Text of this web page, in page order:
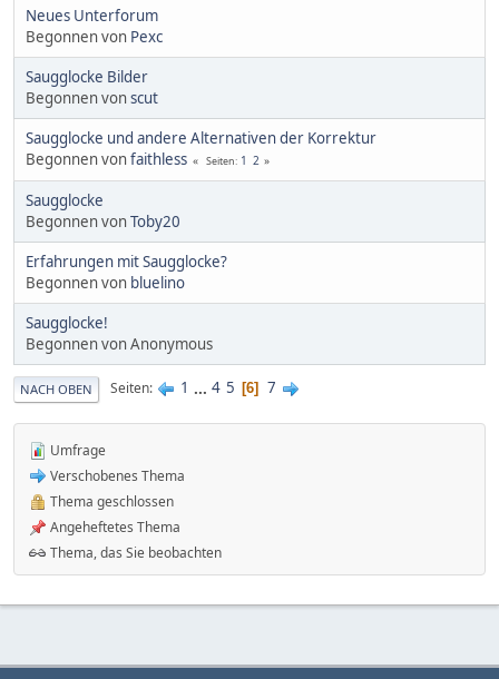
Neues Unterforum
Begonnen von Pexc
Saugglocke Bilder
Begonnen vonscut
Saugglocke und andere Alternativen der Korrektur
Begonnen vonfaithless Seiten 1 2
Saugglocke
Begonnen vonToby20
Erfahrungen mit Saugglocke?
Begonnen von bluelino
Saugglocke!
Begonnen von Anonymous
NACH OBEN Seiten 1 ... 4 5 6 7
Umfrage
Verschobenes Thema
Thema geschlossen
Angeheftetes Thema
Thema, das Sie beobachten